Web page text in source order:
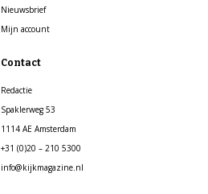
Nieuwsbrief
Mijn account
Contact
Redactie
Spaklerweg 53
1114 AE Amsterdam
+31 (0)20 – 210 5300
info@kijkmagazine.nl